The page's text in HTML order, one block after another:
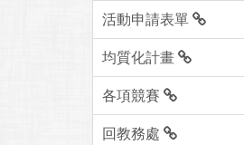
活動申請表單
均質化計畫
各項競賽
回教務處